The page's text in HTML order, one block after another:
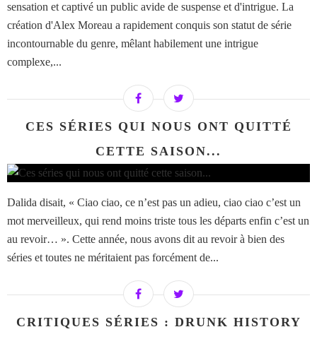
sensation et captivé un public avide de suspense et d'intrigue. La
création d'Alex Moreau a rapidement conquis son statut de série
incontournable du genre, mêlant habilement une intrigue
complexe,...
CES SÉRIES QUI NOUS ONT QUITTÉ
CETTE SAISON...
Dalida disait, « Ciao ciao, ce n’est pas un adieu, ciao ciao c’est un
mot merveilleux, qui rend moins triste tous les départs enfin c’est un
au revoir… ». Cette année, nous avons dit au revoir à bien des
séries et toutes ne méritaient pas forcément de...
CRITIQUES SÉRIES : DRUNK HISTORY